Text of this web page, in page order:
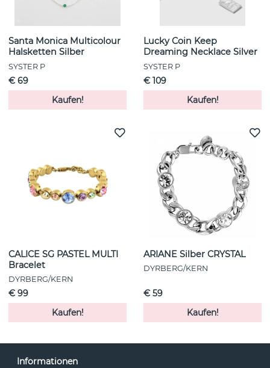
Santa Monica Multicolour
Halsketten Silber
SYSTER P
€ 69
Kaufen!
Lucky Coin Keep
Dreaming Necklace Silver
SYSTER P
€ 109
Kaufen!
CALICE SG PASTEL MULTI
Bracelet
DYRBERG/KERN
€ 99
Kaufen!
ARIANE Silber CRYSTAL
DYRBERG/KERN
€ 59
Kaufen!
Informationen